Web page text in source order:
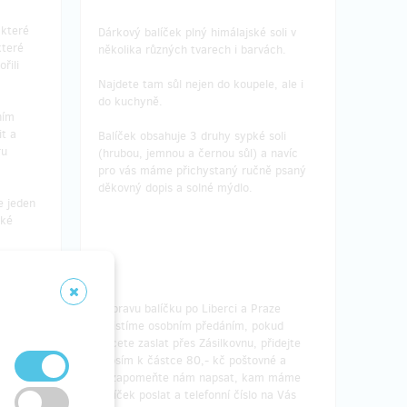
a
jeden
Dárkový balíček plný himálajské soli v
několika různých tvarech i barvách.
Najdete tam sůl nejen do koupele, ale i
do kuchyně.
Balíček obsahuje 3 druhy sypké soli
(hrubou, jemnou a černou sůl) a navíc
pro vás máme přichystaný ručně psaný
děkovný dopis a solné mýdlo.
Dopravu balíčku po Liberci a Praze
zajistíme osobním předáním, pokud
chcete zaslat přes Zásilkovnu, přidejte
prosím k částce 80,- kč poštovné a
nezapomeňte nám napsat, kam máme
balíček poslat a telefonní číslo na Vás